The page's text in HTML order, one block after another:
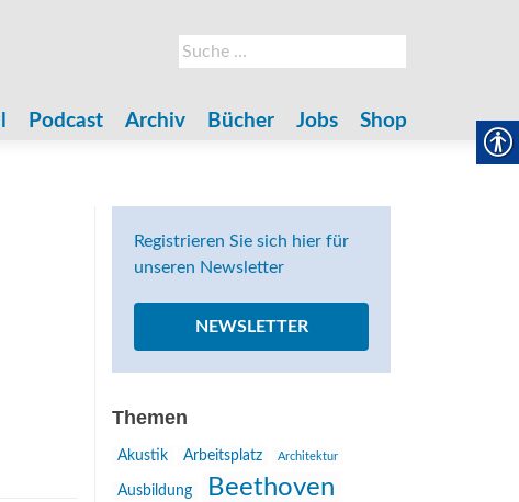
Suche
nach:
Podcast Archiv Bücher Jobs Shop
Registrieren Sie sich hier für
unseren Newsletter
NEWSLETTER
Themen
Akustik Arbeitsplatz Architektur
Ausbildung Beethoven